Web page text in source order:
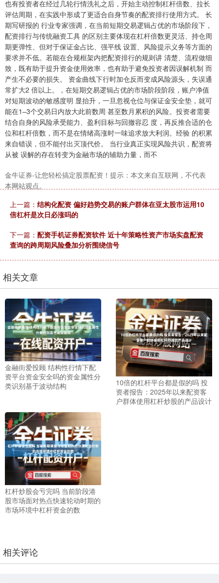
也有投资者在经过几轮行情洗礼之后，开始主动控制杠杆倍数、拉长
评估周期，在实践中形成了更适合自身节奏的配资排行使用方式。 长
期写研报的 行业专家强调，在当前短期交易逻辑占优的市场阶段下，
配资排行与传统融资工具 的区别主要体现在杠杆倍数更灵活、持仓周
期更弹性、但对于保证金占比、强平线 设置、风险提示义务等方面的
要求并不低。若能在合规框架内把配资排行的规则讲 清楚、流程做细
致，既有助于提升资金使用效率，也有助于避免投资者因误解机制 而
产生不必要的损失。 资金曲线下行时加仓反而变成风险源头，失误通
常扩大2 倍以上。，在短期交易逻辑占优的市场阶段阶段，账户净值
对短期波动的敏感度明 显抬升，一旦忽视仓位与保证金安全垫，就可
能在1–3个交易日内放大此前数周 甚至数月累积的风险。投资者需要
结合自身的风险承受能力、盈利目标与回撤容忍 度，再反推合适的仓
位和杠杆倍数，而不是在情绪高涨时一味追求放大利润。经验 的积累
来自错误，但不能付出灭顶代价。 当行业真正实现风险共识，配资将
从被 误解的存在转变为金融市场的辅助力量，而不
金牛证券-让您轻松搞定股票配资！提示：本文来自互联网，不代表
本网站观点。
上一篇： 结构化配资 偏好趋势交易的账户群体在亚太股市运用10
倍杠杆是次日必涨吗的
下一篇： 配资手机证券配资软件 近十年策略性资产市场实盘配资
查询的跨周期风险叠加分析围绕信号
相关文章
金融街爱投顾 结构性行情下配
资平台资金安全吗的资金属性分
类识别基于波动结构
10倍的杠杆平台都是假的吗 投
资者报告：2025年以来配资客
户群体使用杠杆炒股的产品设计
杠杆炒股会亏完吗 当前阶段港
股市场面对热点快速轮动时期的
市场环境中杠杆资金的数
相关评论
上证综指 3940.04 +39.68 +1.02%
深证成指
沪深300
北证50 +11.37 +1.01%
创业板指 3563.12